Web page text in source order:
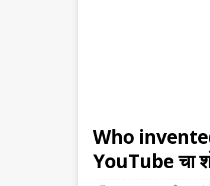
Who
YouTube चा